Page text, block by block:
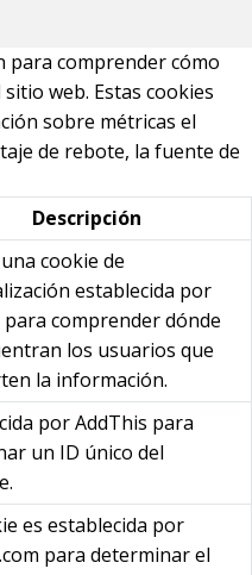
para comprender cómo
web. Estas cookies
sobre métricas el
de rebote, la fuente de
Descripción
cookie de
establecida por
para comprender dónde
los usuarios que
la información.
por AddThis para
un ID único del
es establecida por
para determinar el